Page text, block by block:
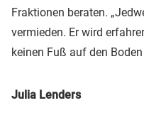
Fraktionen beraten.
vermieden. Er wird
keinen Fuß auf den
Julia Lenders